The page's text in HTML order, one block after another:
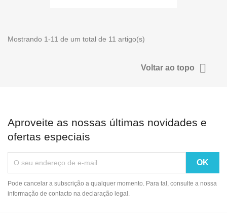
Mostrando 1-11 de um total de 11 artigo(s)
Voltar ao topo 
Aproveite as nossas últimas novidades e
ofertas especiais
Pode cancelar a subscrição a qualquer momento. Para tal, consulte a nossa
informação de contacto na declaração legal.